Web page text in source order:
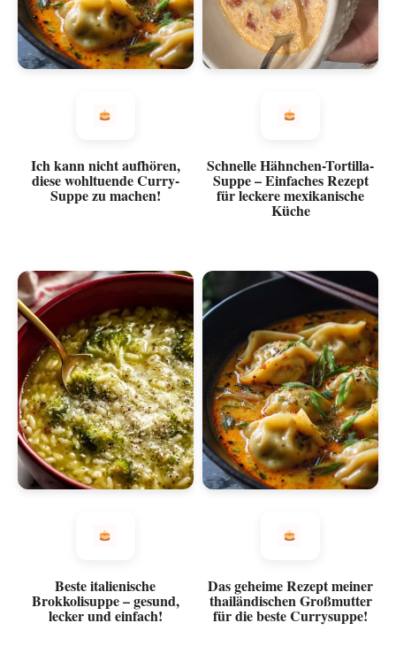
Ich kann nicht aufhören,
diese wohltuende Curry-
Suppe zu machen!
Schnelle Hähnchen-Tortilla-
Suppe – Einfaches Rezept
für leckere mexikanische
Küche
Beste italienische
Brokkolisuppe – gesund,
lecker und einfach!
Das geheime Rezept meiner
thailändischen Großmutter
für die beste Currysuppe!